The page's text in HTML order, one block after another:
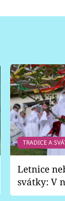
TRADICE A
Letnice
svátky: V
pondělí